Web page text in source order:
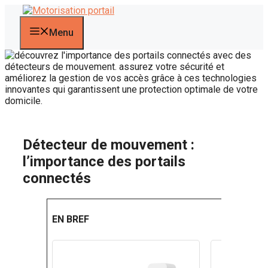
contenu
Menu
Détecteur de mouvement :
l’importance des portails
connectés
EN BREF